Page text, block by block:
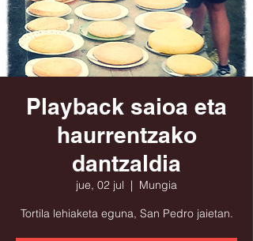
Playback saioa eta
haurrentzako
dantzaldia
jue, 02 jul
  |
Mungia
Tortila lehiaketa eguna, San Pedro jaietan.